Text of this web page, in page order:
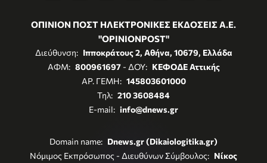
ΟΠΙΝΙΟΝ ΠΟΣΤ ΗΛΕΚΤΡΟΝΙΚΕΣ ΕΚΔΟΣΕΙΣ Α.Ε.
"OPINIONPOST"
Διεύθυνση: Ιπποκράτους 2, Αθήνα, 10679, Ελλάδα
ΑΦΜ: 800961697- ΔΟΥ: ΚΕΦΟΔΕ Αττικής
ΑΡ. ΓΕΜΗ: 145803601000
Τηλ: 210 3608484
E-mail: info@dnews.gr
Domain name: Dnews.gr (Dikaiologitika.gr)
Νόμιμος Εκπρόσωπος - Διευθύνων Σύμβουλος: Νίκος